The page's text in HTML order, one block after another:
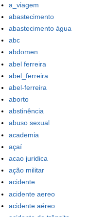
a_viagem
abastecimento
abastecimento água
abc
abdomen
abel ferreira
abel_ferreira
abel-ferreira
aborto
abstinência
abuso sexual
academia
açaí
acao juridica
ação militar
acidente
acidente aereo
acidente aéreo